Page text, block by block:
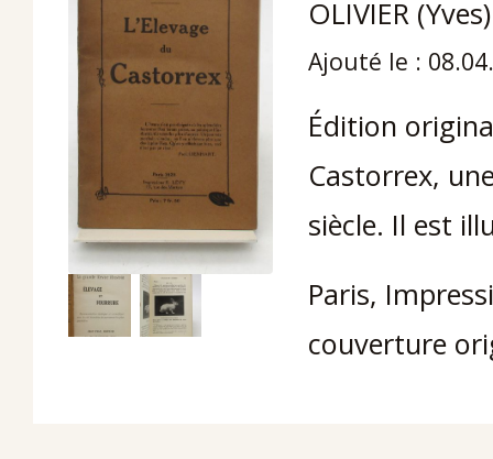
OLIVIER (Yves)
Ajouté le :
Édition
Castorrex,
siècle. Il est
Paris,
couverture